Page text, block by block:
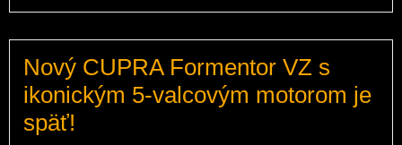
Nový CUPRA Formentor VZ s
ikonickým 5-valcovým motorom je
späť!